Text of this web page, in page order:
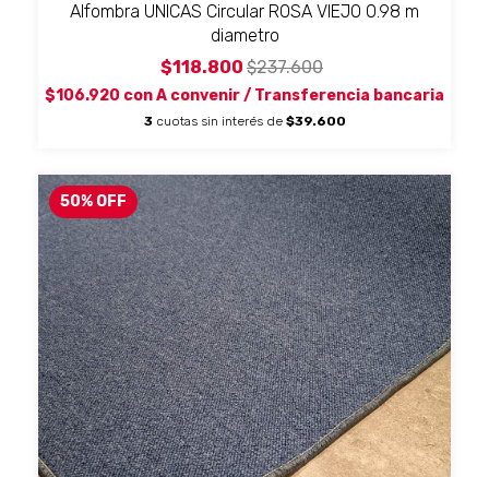
Alfombra UNICAS Circular ROSA VIEJO 0.98 m
diametro
$118.800 $237.600
$106.920 conA convenir / Transferencia bancaria
3 cuotas sin interés de $39.600
50% OFF